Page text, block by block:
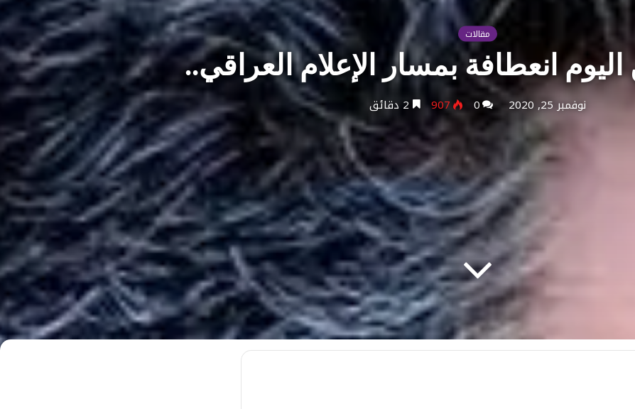
مقالات
انعطافة بمسار الإعلام العراقي..
نوفمبر 25, 2020 0
907